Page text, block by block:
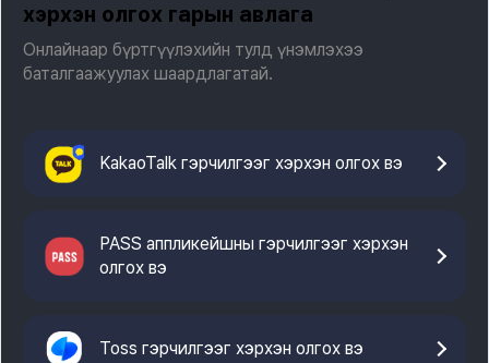
хэрхэн олгох гарын авлага
Онлайнаар бүртгүүлэхийн тулд үнэмлэхээ
баталгаажуулах шаардлагатай.
KakaoTalk гэрчилгээг хэрхэн олгох вэ
PASS аппликейшны гэрчилгээг хэрхэн
олгох вэ
Toss гэрчилгээг хэрхэн олгох вэ